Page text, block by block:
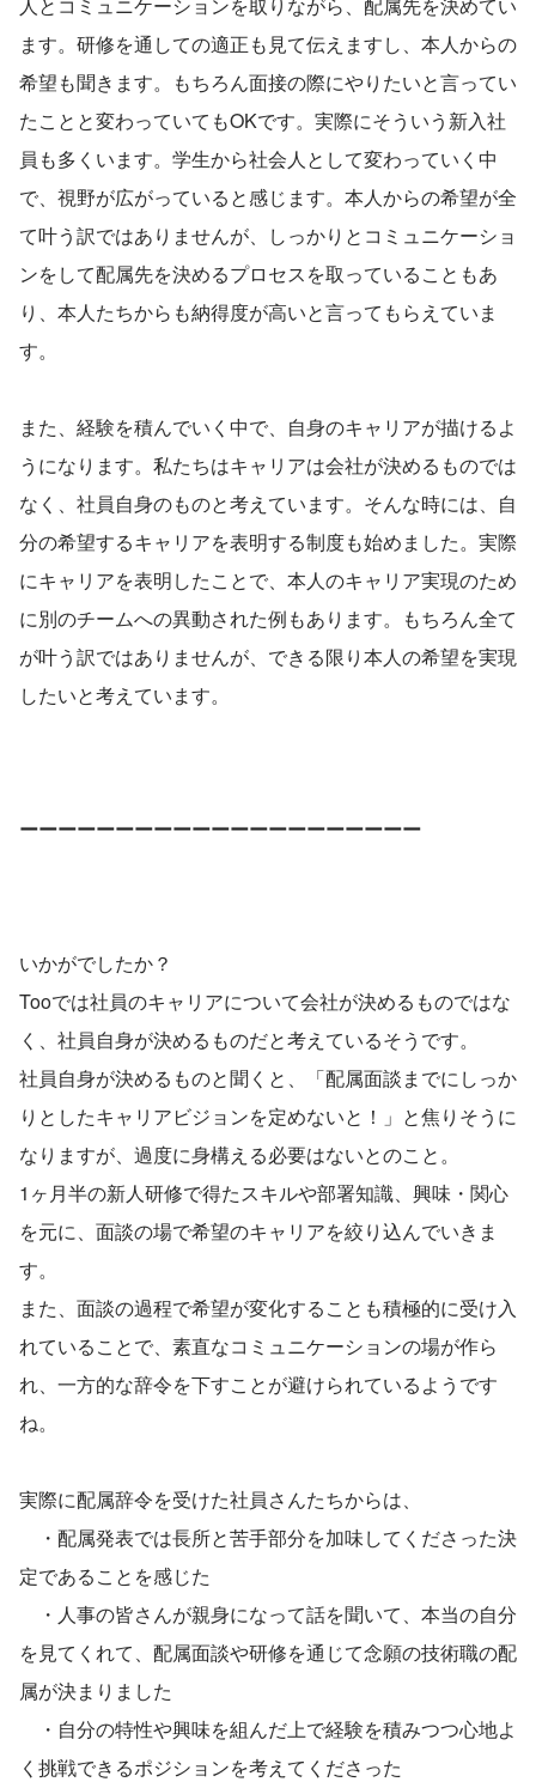
ます。研修を通しての適正も見て伝えますし、本人からの
希望も聞きます。もちろん面接の際にやりたいと言ってい
たことと変わっていてもOKです。実際にそういう新入社
員も多くいます。学生から社会人として変わっていく中
で、視野が広がっていると感じます。本人からの希望が全
て叶う訳ではありませんが、しっかりとコミュニケーショ
ンをして配属先を決めるプロセスを取っていることもあ
り、本人たちからも納得度が高いと言ってもらえていま
す。
また、経験を積んでいく中で、自身のキャリアが描けるよ
うになります。私たちはキャリアは会社が決めるものでは
なく、社員自身のものと考えています。そんな時には、自
分の希望するキャリアを表明する制度も始めました。実際
にキャリアを表明したことで、本人のキャリア実現のため
に別のチームへの異動された例もあります。もちろん全て
が叶う訳ではありませんが、できる限り本人の希望を実現
したいと考えています。
ーーーーーーーーーーーーーーーーーーーーー
いかがでしたか？
Tooでは社員のキャリアについて会社が決めるものではな
く、社員自身が決めるものだと考えているそうです。
社員自身が決めるものと聞くと、「配属面談までにしっか
りとしたキャリアビジョンを定めないと！」と焦りそうに
なりますが、過度に身構える必要はないとのこと。
1ヶ月半の新人研修で得たスキルや部署知識、興味・関心
を元に、面談の場で希望のキャリアを絞り込んでいきま
す。
また、面談の過程で希望が変化することも積極的に受け入
れていることで、素直なコミュニケーションの場が作ら
れ、一方的な辞令を下すことが避けられているようです
ね。
実際に配属辞令を受けた社員さんたちからは、
・配属発表では長所と苦手部分を加味してくださった決
定であることを感じた
・人事の皆さんが親身になって話を聞いて、本当の自分
を見てくれて、配属面談や研修を通じて念願の技術職の配
属が決まりました
・自分の特性や興味を組んだ上で経験を積みつつ心地よ
く挑戦できるポジションを考えてくださった